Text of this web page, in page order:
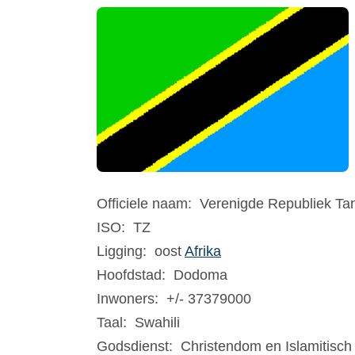
Officiele naam: Verenigde Republiek
ISO: TZ
Ligging: oost Afrika
Hoofdstad: Dodoma
Inwoners: +/- 37379000
Taal: Swahili
Godsdienst: Christendom en Islamitisch